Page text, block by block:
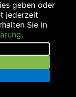
bs.de
bs.de/
geben oder
jederzeit
Sie in
.